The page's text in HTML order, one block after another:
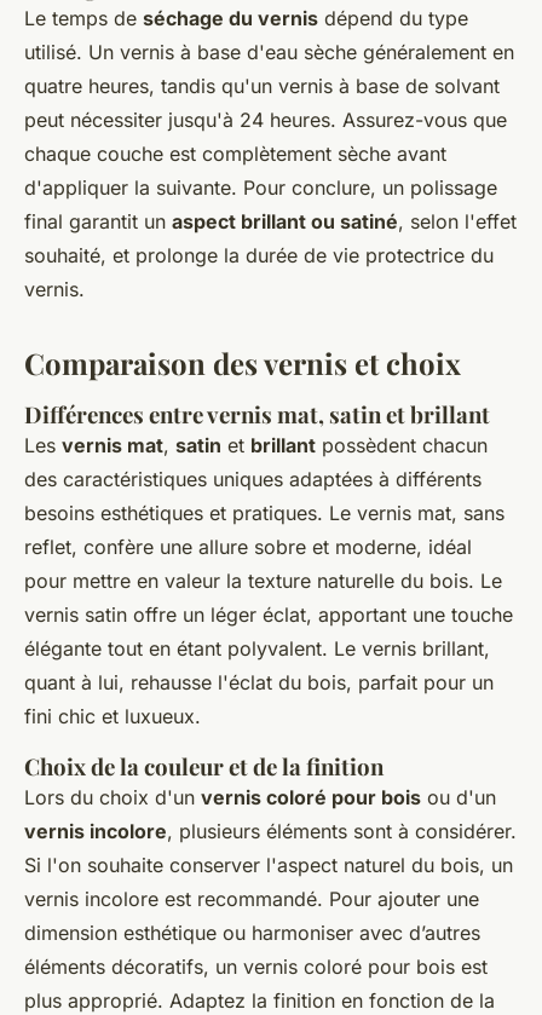
Le temps de séchage du vernis dépend du type
utilisé. Un vernis à base d'eau sèche généralement en
quatre heures, tandis qu'un vernis à base de solvant
peut nécessiter jusqu'à 24 heures. Assurez-vous que
chaque couche est complètement sèche avant
d'appliquer la suivante. Pour conclure, un polissage
final garantit un aspect brillant ou satiné, selon l'effet
souhaité, et prolonge la durée de vie protectrice du
vernis.
Comparaison des vernis et choix
Différences entre vernis mat, satin et brillant
Les vernis mat, satin et brillant possèdent chacun
des caractéristiques uniques adaptées à différents
besoins esthétiques et pratiques. Le vernis mat, sans
reflet, confère une allure sobre et moderne, idéal
pour mettre en valeur la texture naturelle du bois. Le
vernis satin offre un léger éclat, apportant une touche
élégante tout en étant polyvalent. Le vernis brillant,
quant à lui, rehausse l'éclat du bois, parfait pour un
fini chic et luxueux.
Choix de la couleur et de la finition
Lors du choix d'un vernis coloré pour bois ou d'un
vernis incolore, plusieurs éléments sont à considérer.
Si l'on souhaite conserver l'aspect naturel du bois, un
vernis incolore est recommandé. Pour ajouter une
dimension esthétique ou harmoniser avec d’autres
éléments décoratifs, un vernis coloré pour bois est
plus approprié. Adaptez la finition en fonction de la